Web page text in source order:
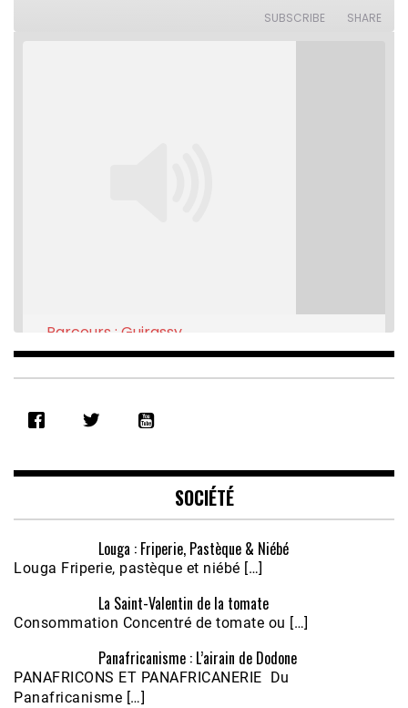
SUBSCRIBE SHARE
RSS FEED
EMBED
Parcours : Guirassy
Feb 16, 2021 • 28:08
Écoutez le parcours de Claudiane Kapia
Nobana (Podologue)
Feb 24, 2021 • 28mn
SOCIÉTÉ
Louga : Friperie, Pastèque & Niébé
Louga Friperie, pastèque et niébé […]
La Saint-Valentin de la tomate
Consommation Concentré de tomate ou […]
Panafricanisme : L’airain de Dodone
PANAFRICONS ET PANAFRICANERIE Du
Panafricanisme […]